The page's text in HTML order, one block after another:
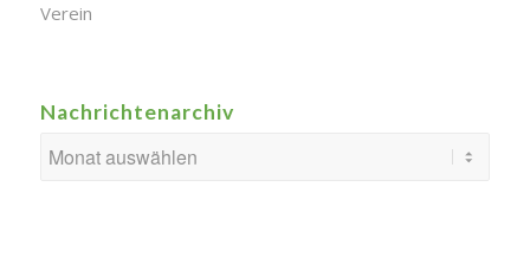
Verein
Nachrichtenarchiv